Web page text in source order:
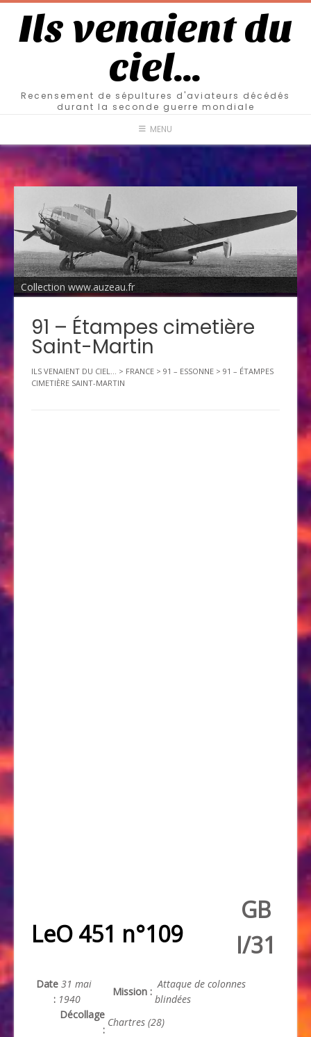
Ils venaient du
ciel…
Recensement de sépultures d'aviateurs décédés
durant la seconde guerre mondiale
MENU
Collection www.auzeau.fr
91 – Étampes cimetière
Saint-Martin
ILS VENAIENT DU CIEL... > FRANCE > 91 – ESSONNE > 91 – ÉTAMPES
CIMETIÈRE SAINT-MARTIN
LeO 451 n°109
GB
I/31
Date
:
31 mai
1940
Mission :
Attaque de colonnes
blindées
Décollage
:
Chartres (28)